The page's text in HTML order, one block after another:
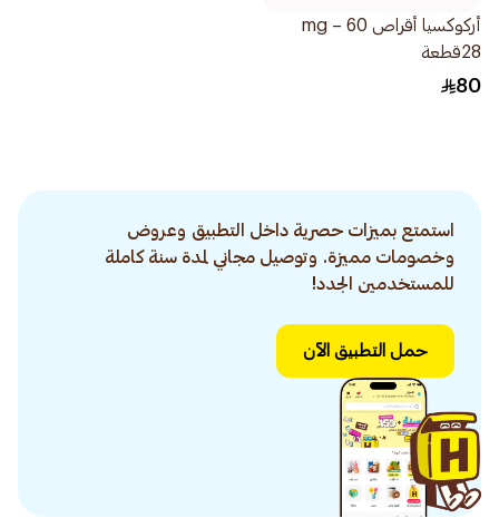
أركوكسيا أقراص 60 mg –
28قطعة
80
استمتع بميزات حصرية داخل التطبيق وعروض
وخصومات مميزة. وتوصيل مجاني لمدة سنة كاملة
للمستخدمين الجدد!
حمل التطبيق الآن